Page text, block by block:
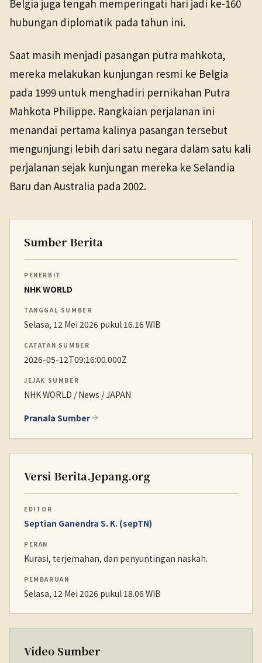
Belgia juga tengah memperingati hari jadi ke-160
hubungan diplomatik pada tahun ini.
Saat masih menjadi pasangan putra mahkota,
mereka melakukan kunjungan resmi ke Belgia
pada 1999 untuk menghadiri pernikahan Putra
Mahkota Philippe. Rangkaian perjalanan ini
menandai pertama kalinya pasangan tersebut
mengunjungi lebih dari satu negara dalam satu kali
perjalanan sejak kunjungan mereka ke Selandia
Baru dan Australia pada 2002.
Sumber Berita
PENERBIT
NHK WORLD
TANGGAL SUMBER
Selasa, 12 Mei 2026 pukul 16.16 WIB
CATATAN SUMBER
2026-05-12T09:16:00.000Z
JEJAK SUMBER
NHK WORLD / News / JAPAN
Pranala Sumber
Versi Berita.Jepang.org
EDITOR
Septian Ganendra S. K. (sepTN)
PERAN
Kurasi, terjemahan, dan penyuntingan naskah.
PEMBARUAN
Selasa, 12 Mei 2026 pukul 18.06 WIB
Video Sumber